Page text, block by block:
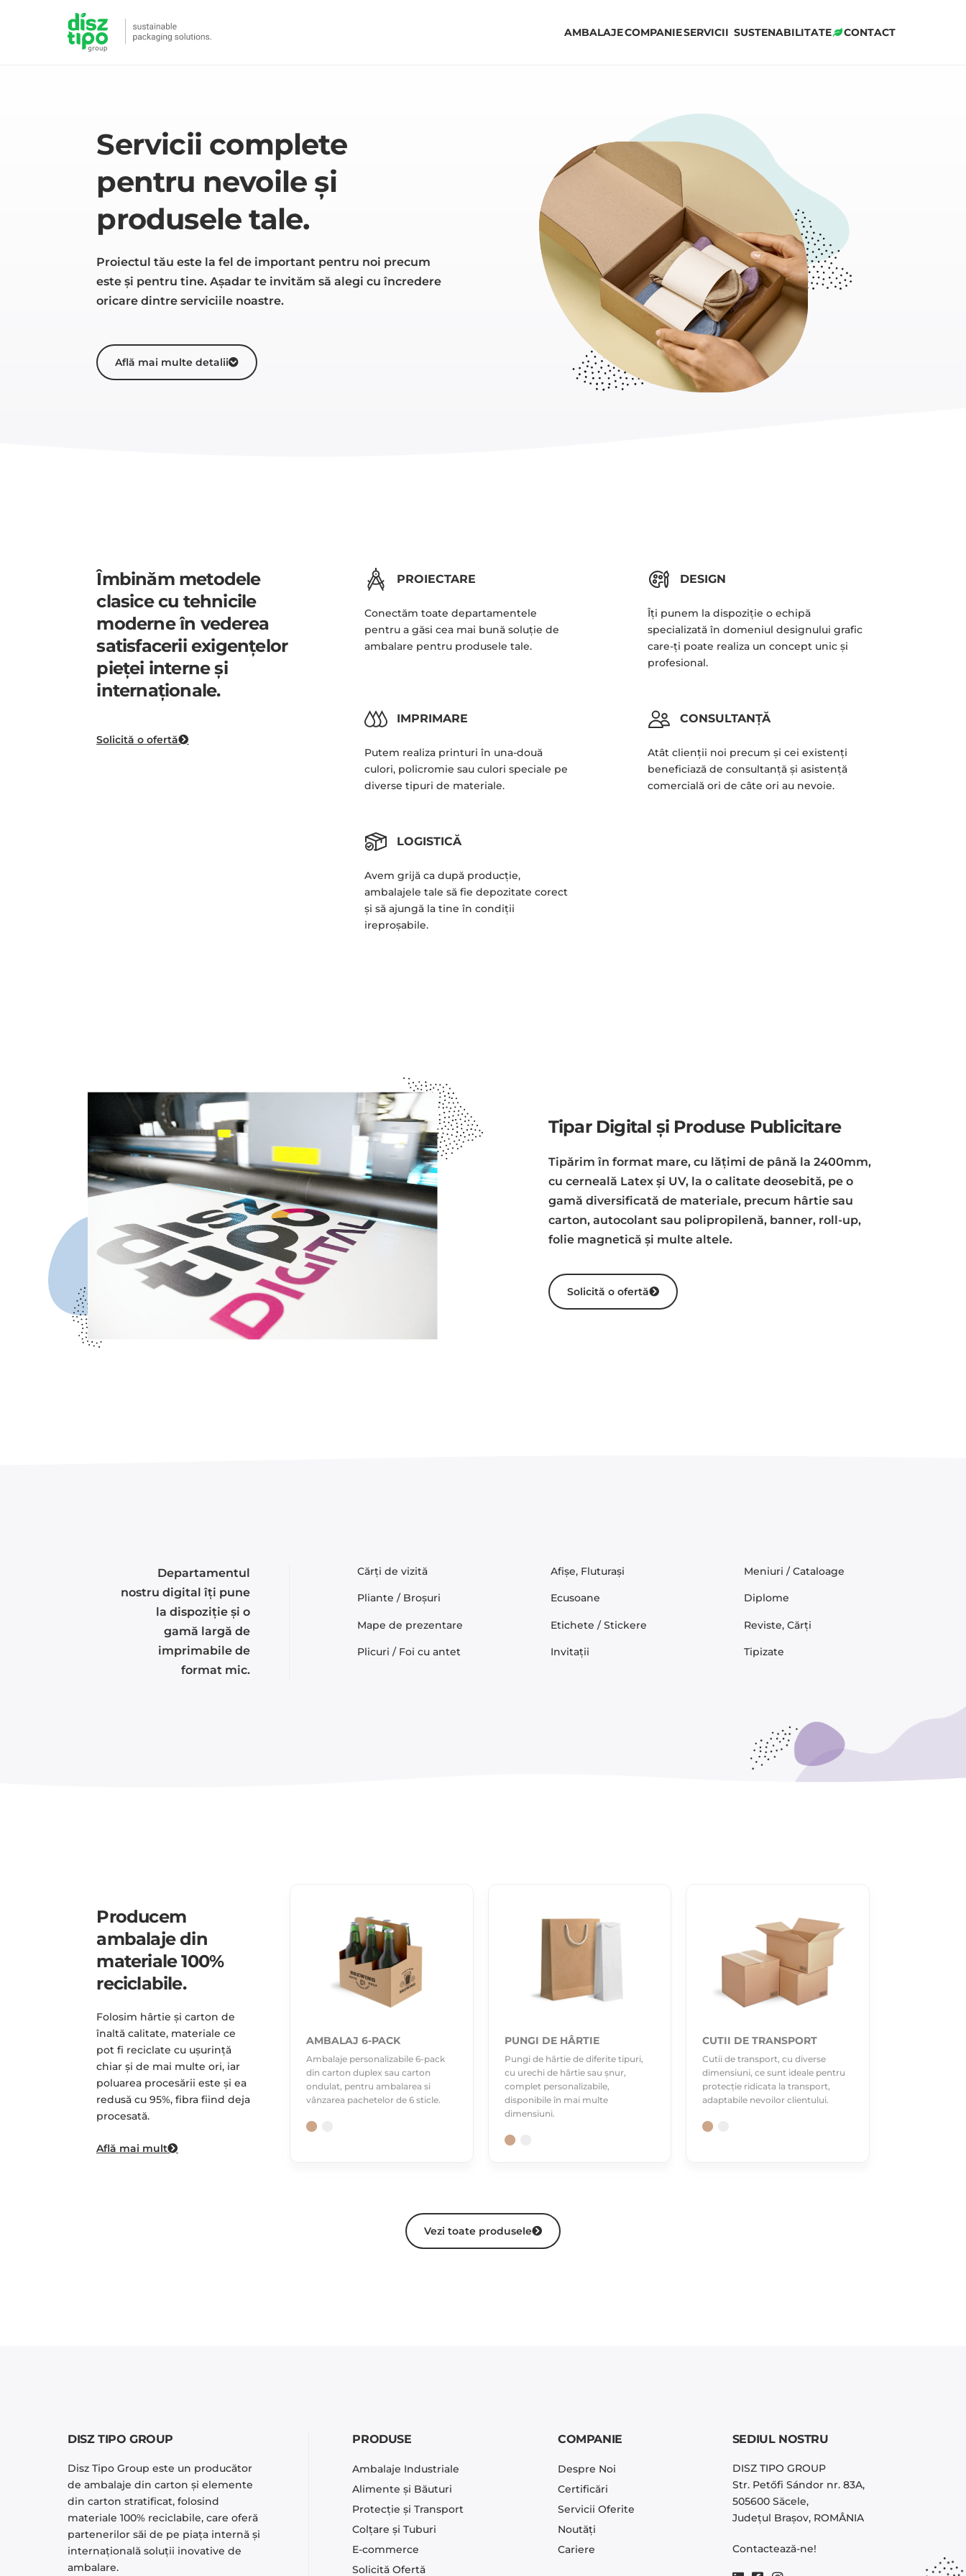
AMBALAJECOMPANIESERVICII SUSTENABILITATE CONTACT
Servicii complete
pentru nevoile și
produsele tale.
Proiectul tău este la fel de important pentru noi precum
este și pentru tine. Așadar te invităm să alegi cu încredere
oricare dintre serviciile noastre.
Află mai multe detalii
Îmbinăm metodele
clasice cu tehnicile
moderne în vederea
satisfacerii exigențelor
pieței interne și
internaționale.
Solicită o ofertă
PROIECTARE
Conectăm toate departamentele
pentru a găsi cea mai bună soluție de
ambalare pentru produsele tale.
DESIGN
Îți punem la dispoziție o echipă
specializată în domeniul designului grafic
care-ți poate realiza un concept unic și
profesional.
IMPRIMARE
Putem realiza printuri în una-două
culori, policromie sau culori speciale pe
diverse tipuri de materiale.
CONSULTANȚĂ
Atât clienții noi precum și cei existenți
beneficiază de consultanță și asistență
comercială ori de câte ori au nevoie.
LOGISTICĂ
Avem grijă ca după producție,
ambalajele tale să fie depozitate corect
și să ajungă la tine în condiții
ireproșabile.
Tipar Digital și Produse Publicitare
Tipărim în format mare, cu lățimi de până la 2400mm,
cu cerneală Latex și UV, la o calitate deosebită, pe o
gamă diversificată de materiale, precum hârtie sau
carton, autocolant sau polipropilenă, banner, roll-up,
folie magnetică și multe altele.
Solicită o ofertă
Departamentul
nostru digital îți pune
la dispoziție și o
gamă largă de
imprimabile de
format mic.
Cărți de vizită
Pliante / Broșuri
Mape de prezentare
Plicuri / Foi cu antet
Afișe, Fluturași
Ecusoane
Etichete / Stickere
Invitații
Meniuri / Cataloage
Diplome
Reviste, Cărți
Tipizate
Producem
ambalaje din
materiale 100%
reciclabile.
Folosim hârtie și carton de
înaltă calitate, materiale ce
pot fi reciclate cu ușurință
chiar și de mai multe ori, iar
poluarea procesării este și ea
redusă cu 95%, fibra fiind deja
procesată.
Află mai mult
AMBALAJ 6-PACK
Ambalaje personalizabile 6-pack
din carton duplex sau carton
ondulat, pentru ambalarea si
vânzarea pachetelor de 6 sticle.
PUNGI DE HÂRTIE
Pungi de hârtie de diferite tipuri,
cu urechi de hârtie sau șnur,
complet personalizabile,
disponibile în mai multe
dimensiuni.
CUTII DE TRANSPORT
Cutii de transport, cu diverse
dimensiuni, ce sunt ideale pentru
protecție ridicata la transport,
adaptabile nevoilor clientului.
Vezi toate produsele
DISZ TIPO GROUP
Disz Tipo Group este un producător
de ambalaje din carton și elemente
din carton stratificat, folosind
materiale 100% reciclabile, care oferă
partenerilor săi de pe piaţa internă şi
internaţională soluţii inovative de
ambalare.
PRODUSE
Ambalaje Industriale
Alimente și Băuturi
Protecție și Transport
Colțare și Tuburi
E-commerce
Solicită Ofertă
COMPANIE
Despre Noi
Certificări
Servicii Oferite
Noutăți
Cariere
SEDIUL NOSTRU
DISZ TIPO GROUP
Str. Petőfi Sándor nr. 83A,
505600 Săcele,
Județul Brașov, ROMÂNIA
Contactează-ne!